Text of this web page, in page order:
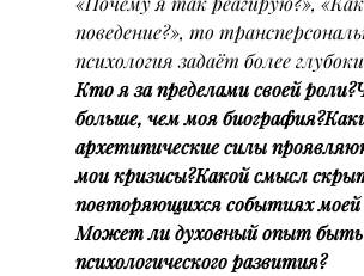
поведение?», то
психология задаёт более
Кто я за пределами своей
больше, чем моя
архетипические силы
мои кризисы?Какой смысл
повторяющихся событиях
Может ли духовный опыт
психологического развития?